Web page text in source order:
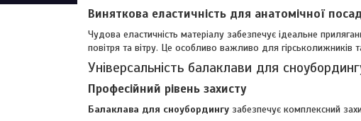
Виняткова еластичність для анатомічної
Чудова еластичність матеріалу забезпечує ідеальне
повітря та вітру. Це особливо важливо для гірськолижників
Універсальність балаклави для
Професійний рівень захисту
Балаклава для сноубордингу забезпечує комплексний